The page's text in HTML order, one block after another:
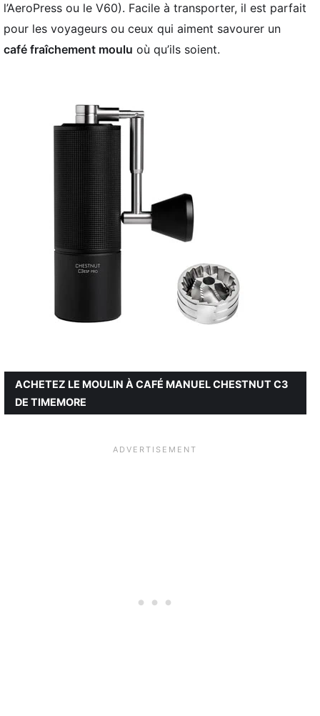
l’AeroPress ou le V60). Facile à transporter, il est parfait
pour les voyageurs ou ceux qui aiment savourer un
café fraîchement moulu où qu’ils soient.
ACHETEZ LE MOULIN À CAFÉ MANUEL CHESTNUT C3
DE TIMEMORE